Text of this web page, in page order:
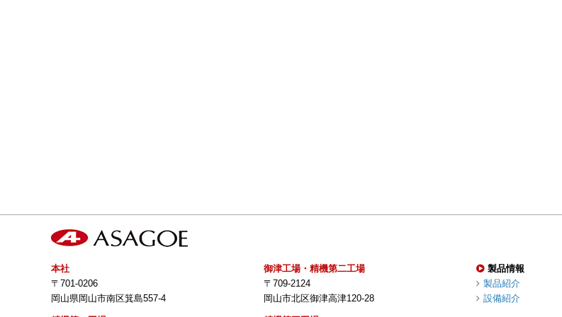
本社
〒701-0206
岡山県岡山市南区箕島557-4
御津工場・精機第二工場
〒709-2124
岡山市北区御津高津120-28
製品情報
製品紹介
設備紹介